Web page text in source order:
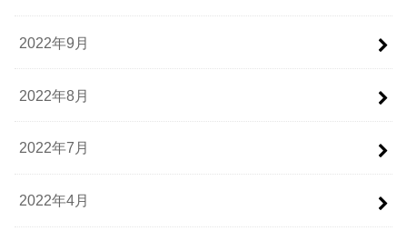
2022年9月
2022年8月
2022年7月
2022年4月